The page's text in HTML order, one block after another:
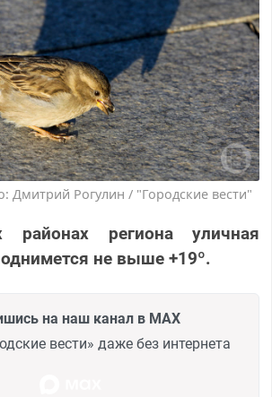
Дмитрий Рогулин / "Городские вести"
районах региона уличная
не выше +19º.
на наш канал в MAX
вести» даже без интернета